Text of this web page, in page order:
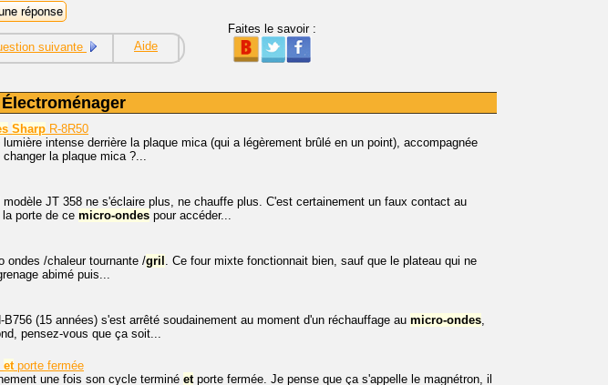
suivante Aide
Faites le savoir :
Sharp R-8R50
intense derrière la plaque mica (qui a légèrement brûlé en un point), accompagnée
la plaque mica ?...
modèle JT 358 ne s'éclaire plus, ne chauffe plus. C'est certainement un faux contact au
porte de ce micro-ondes pour accéder...
ondes /chaleur tournante /gril . Ce four mixte fonctionnait bien, sauf que le plateau qui ne
abimé puis...
B756 (15 années) s'est arrêté soudainement au moment d'un réchauffage au micro-ondes,
pensez-vous que ça soit...
etporte fermée
une fois son cycle terminé etporte fermée. Je pense que ça s'appelle le magnétron, il